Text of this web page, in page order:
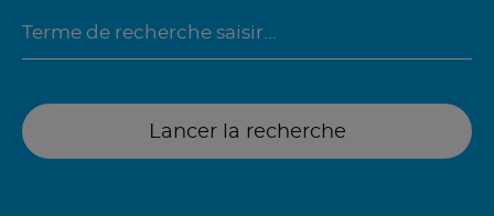
Lancer la recherche